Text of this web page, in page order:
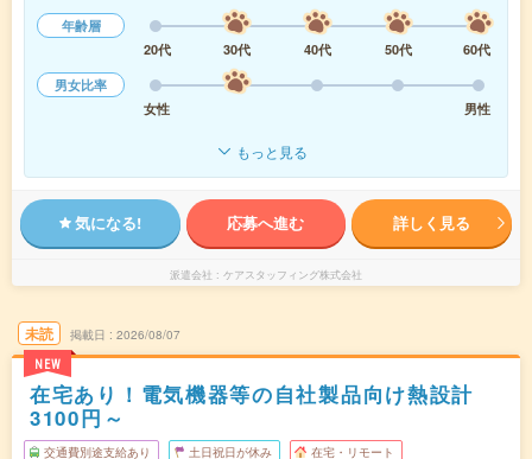
年齢層
20代
30代 40代 50代
60代
男女比率
女性
男性
もっと見る
気になる! 応募へ進む 詳しく見る
派遣会社 ケアスタッフィング株式会社
未読
NEW
掲載日 2026/08/07
在宅あり！電気機器等の自社製品向け熱設計
3100円～
交通費別途支給あり 土日祝日が休み 在宅・リモート